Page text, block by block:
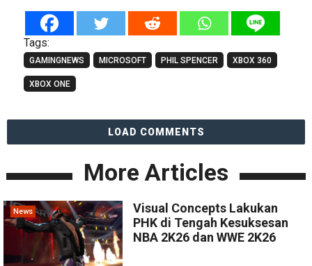
Tags:
GAMINGNEWS MICROSOFT PHIL SPENCER XBOX 360
XBOX ONE
LOAD COMMENTS
More Articles
News
Visual Concepts Lakukan
PHK di Tengah Kesuksesan
NBA 2K26 dan WWE 2K26